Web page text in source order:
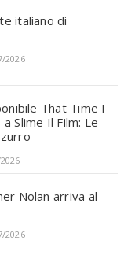
italiano di
2026
That Time I
Slime Il Film: Le
Nolan arriva al
2026